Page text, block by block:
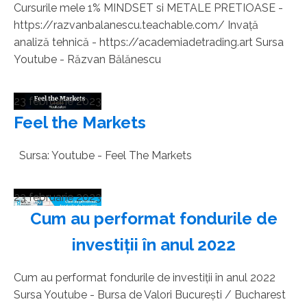
Cursurile mele 1% MINDSET si METALE PRETIOASE -
https://razvanbalanescu.teachable.com/ Invață
analiză tehnică - https://academiadetrading.art Sursa
Youtube - Răzvan Bălănescu
23 februarie 2023
Feel the Markets
Sursa: Youtube - Feel The Markets
23 februarie 2023
Cum au performat fondurile de
investiții în anul 2022
Cum au performat fondurile de investiții în anul 2022
Sursa Youtube - Bursa de Valori București / Bucharest